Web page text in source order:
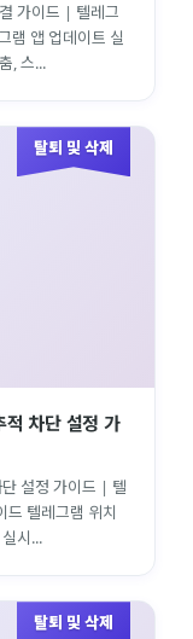
가이드 | 텔레그
램 앱 업데이트 실
, 스...
탈퇴 및 삭제
적 차단 설정 가
설정 가이드 | 텔
드 텔레그램 위치
시...
탈퇴 및 삭제